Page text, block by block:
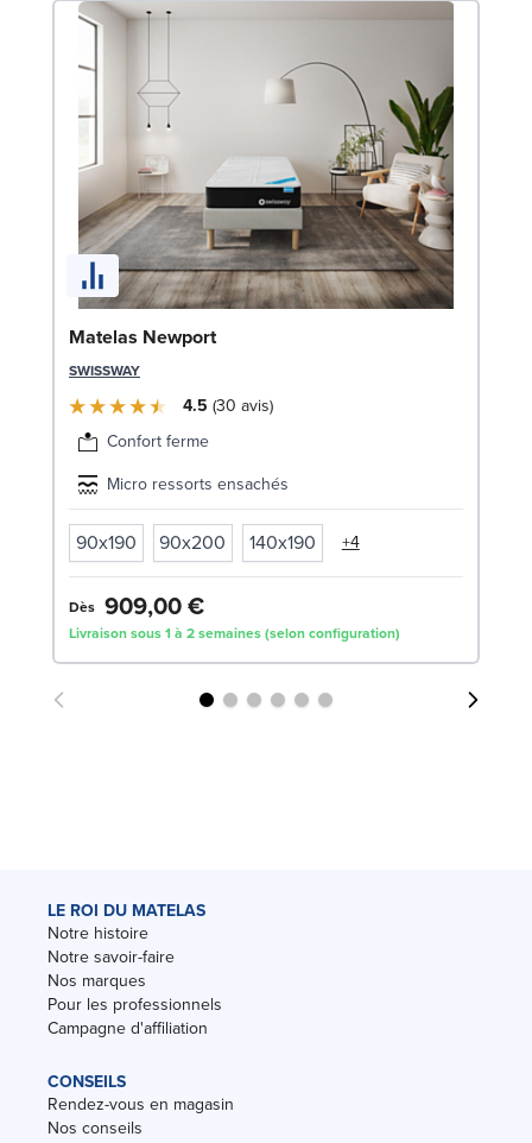
Matelas Newport
SWISSWAY
4.5 30 avis
Confort ferme
Micro ressorts ensachés
90x190 90x200 140x190 +4
Dès 909,00 €
Livraison sous 1 à 2 semaines (selon configuration)
LE ROI DU MATELAS
Notre histoire
Notre savoir-faire
Nos marques
Pour les professionnels
Campagne d'affiliation
CONSEILS
Rendez-vous en magasin
Nos conseils